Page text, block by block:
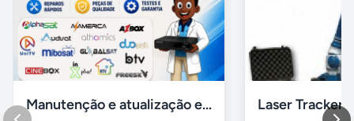
Manutenção e atualização em receptores Htv em Salvador Ba